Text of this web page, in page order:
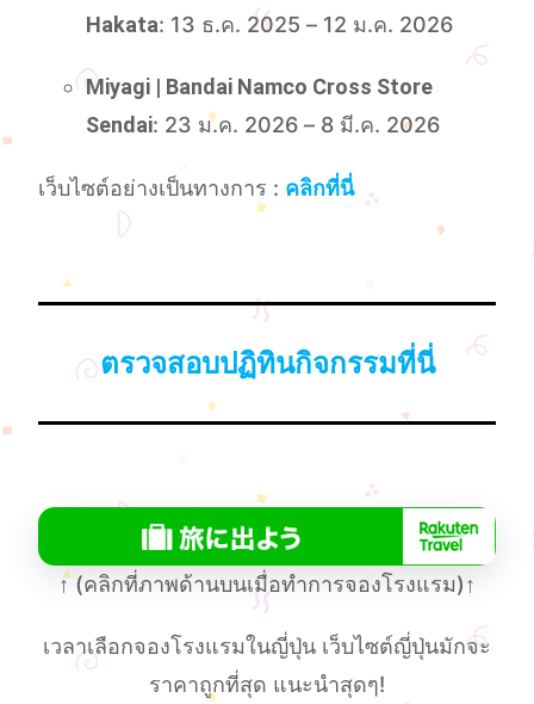
Hakata: 13 ธ.ค. 2025 – 12 ม.ค. 2026
Miyagi | Bandai Namco Cross Store
Sendai: 23 ม.ค. 2026 – 8 มี.ค. 2026
เว็บไซต์อย่างเป็นทางการ : คลิกที่นี่
ตรวจสอบปฏิทินกิจกรรมที่นี่
↑(คลิกที่ภาพด้านบนเมื่อทําการจองโรงแรม)↑
เวลาเลือกจองโรงแรมในญี่ปุ่น เว็บไซต์ญี่ปุ่นมักจะ
ราคาถูกที่สุด แนะนำสุดๆ!